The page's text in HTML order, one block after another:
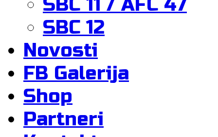
SBC 12
Novosti
FB Galerija
Shop
Partneri